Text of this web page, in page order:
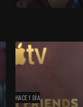
HACE 1 DÍA